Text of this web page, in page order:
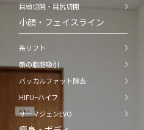
目頭切開・目尻切開
小顔・フェイスライン
糸リフト
顔の脂肪吸引
バッカルファット除去
HIFU−ハイフ
サーマジェンEVO